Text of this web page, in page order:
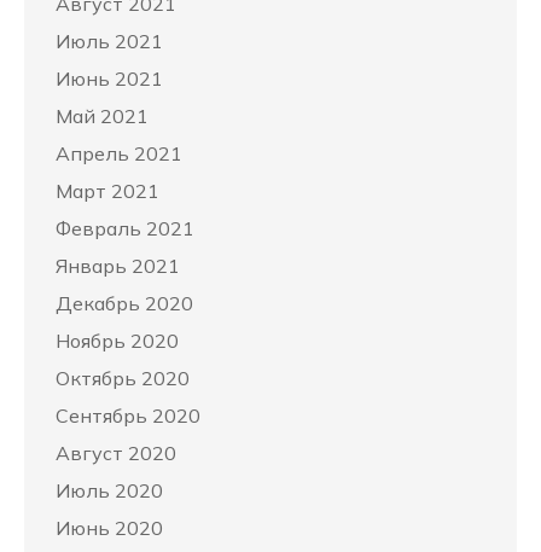
Июль 2021
Июнь 2021
Май 2021
Апрель 2021
Март 2021
Февраль 2021
Январь 2021
Декабрь 2020
Ноябрь 2020
Октябрь 2020
Сентябрь 2020
Август 2020
Июль 2020
Июнь 2020